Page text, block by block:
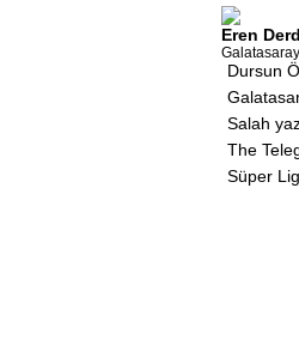
Eren
Dursun
Salah
The
Süper